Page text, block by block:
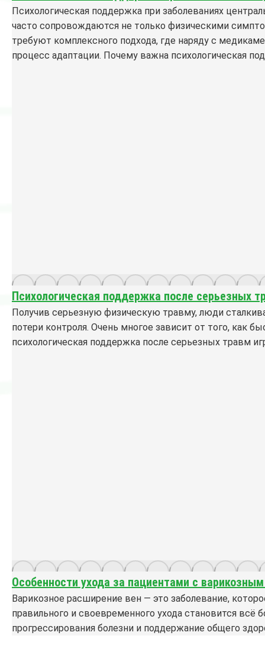
Психологическая поддержка при заболеваниях
часто сопровождаются не только физическими
требуют комплексного подхода, где наряду с
процесс адаптации. Почему важна психологическая
Психологическая поддержка после серьезных
Получив серьезную физическую травму, люди
потери контроля. Очень многое зависит от того, как
психологическая поддержка после серьезных травм
Особенности ухода за пациентами с
Варикозное расширение вен — это заболевание,
правильного и своевременного ухода становится
прогрессирования болезни и поддержание общего